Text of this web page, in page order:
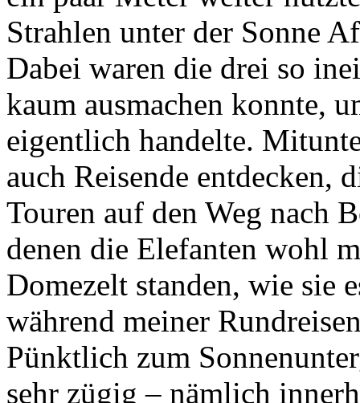
Strahlen unter der Sonne
Dabei waren die drei so
kaum ausmachen konnte,
eigentlich handelte.
auch Reisende entdecken,
Touren auf den Weg nach
denen die Elefanten wohl
Domezelt standen, wie sie
während meiner
Pünktlich zum
sehr zügig – nämlich